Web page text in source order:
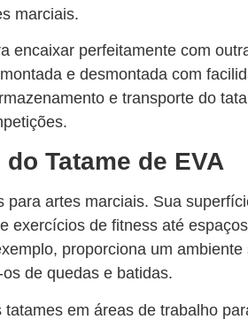
marciais.
encaixar perfeitamente com
e desmontada com
e transporte do
Tatame de EVA
para artes marciais. Sua
exercícios de fitness até
proporciona um
de quedas e batidas.
em áreas de trabalho